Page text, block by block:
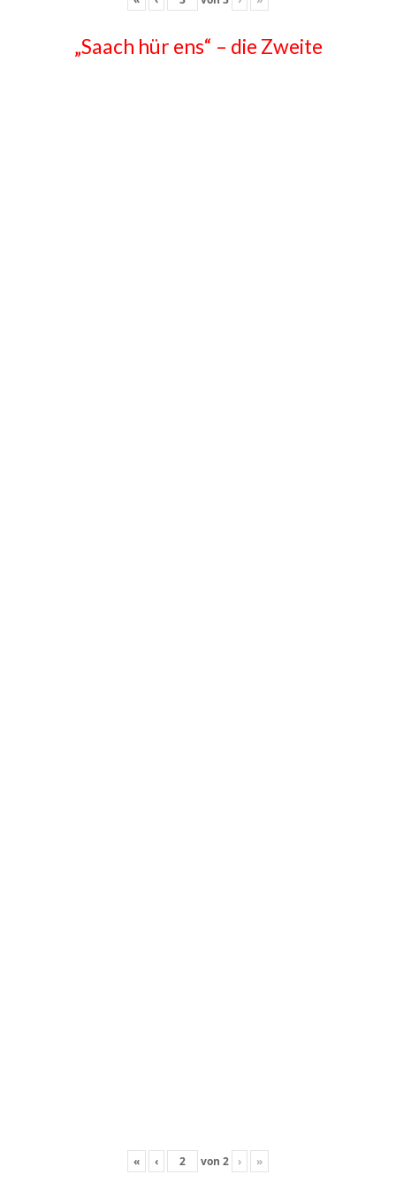
„Saach hür ens“ – die Zweite
« ‹ von 2 › »